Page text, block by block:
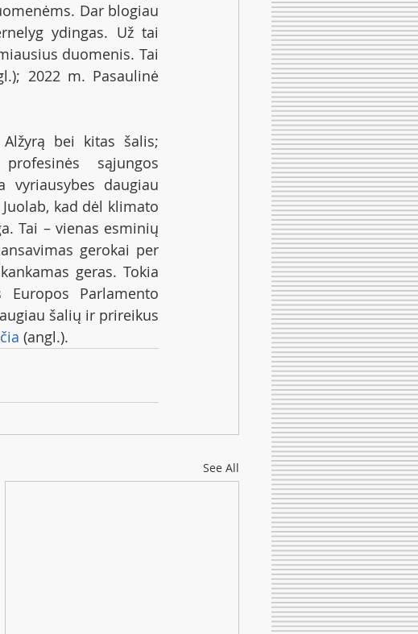
Dar blogiau
ydingas. Už tai
duomenis. Tai
2022 m. Pasaulinė
bei kitas šalis;
sąjungos
daugiau
kad dėl klimato
Tai – vienas esminių
gerokai per
geras. Tokia
Parlamento
šalių ir prireikus
čia (angl.).
See All